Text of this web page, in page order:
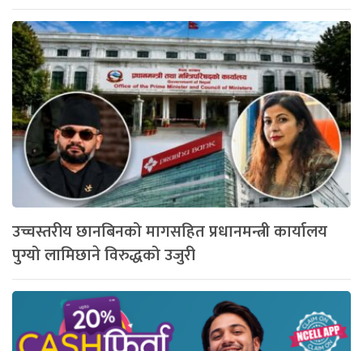
उच्चस्तरीय छानबिनको मागसहित प्रधानमन्त्री कार्यालय
पुग्यो लामिछाने विरुद्धको उजुरी